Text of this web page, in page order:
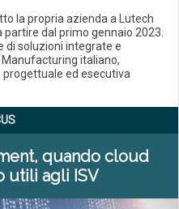
la propria azienda a Lutech
partire dal primo gennaio 2023.
di soluzioni integrate e
italiano,
ed esecutiva
quando cloud
utili agli ISV